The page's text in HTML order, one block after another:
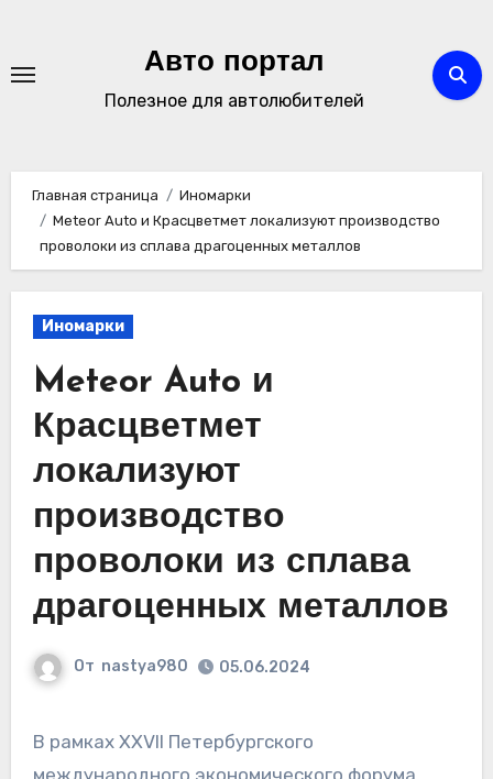
содержимому
Авто портал
Полезное для автолюбителей
Главная страница
Иномарки
Meteor Auto и Красцветмет локализуют производство
проволоки из сплава драгоценных металлов
Иномарки
Meteor Auto и
Красцветмет
локализуют
производство
проволоки из сплава
драгоценных металлов
От nastya980 05.06.2024
В рамках XXVII Петербургского
международного экономического форума